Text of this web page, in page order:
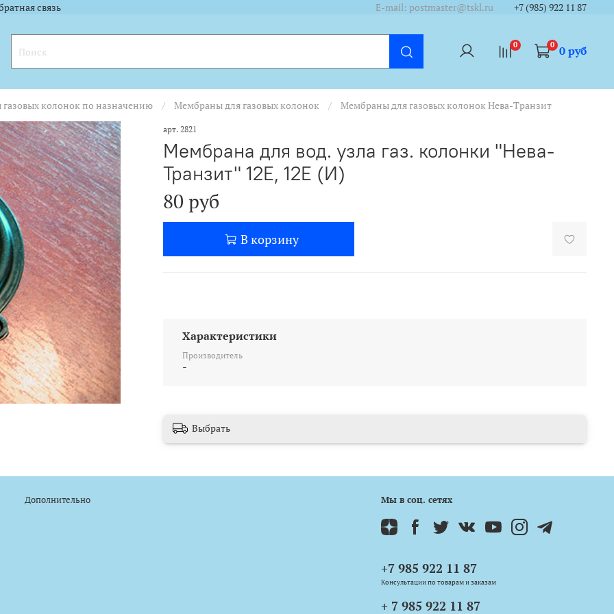
связь E-mail: postmaster@tskl.ru +7 (985) 922 11 87
0 0 0 руб
газовых колонок по назначению Мембраны для газовых колонок Мембраны для газовых колонок Нева-Транзит
арт. 2821
Мембрана для вод. узла газ. колонки "Нева-
Транзит" 12Е, 12Е (И)
80 руб
В корзину
Характеристики
Производитель
-
Выбрать
Дополнительно Мы в соц. сетях
+7 985 922 11 87
Консультации по товарам и заказам
+ 7 985 922 11 87
width="88" height="31" alt="" border="0" src="https://yandex.ru/cycounter?https://www.tskl.ru&theme=dark&lang=ru"/></a>
width="88" height="31" alt="" border="0" src="https://yandex.ru/cycounter?https://www.tskl.ru&theme=dark&lang=ru"/></a>